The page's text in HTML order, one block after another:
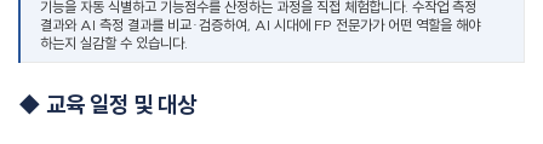
기능을 자동 식별하고 기능점수를 산정하는 과정을 직접 체험합니다. 수작업 측정
결과와 AI 측정 결과를 비교·검증하여, AI 시대에 FP 전문가가 어떤 역할을 해야
하는지 실감할 수 있습니다.
◆ 교육 일정 및 대상